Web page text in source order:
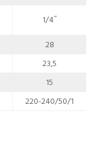
1/4˝
28
23,5
15
220-240/50/1